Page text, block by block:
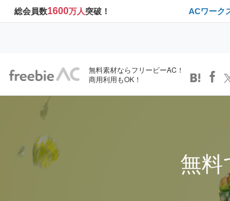
総会員数1600万人突破！ ACワーク
無料素材ならフリービーAC！
商用利用もOK！
無